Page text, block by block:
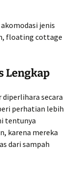
jenis
floating cottage
Lengkap
diperlihara secara
perhatian lebih
tentunya
karena mereka
dari sampah